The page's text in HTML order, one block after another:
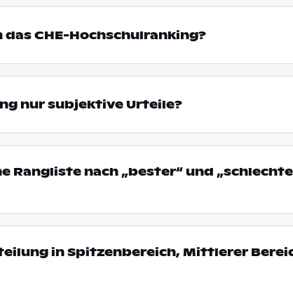
CHE-Hochschulranking?
nur subjektive Urteile?
Rangliste nach „bester“ und
in Spitzenbereich, Mittlerer